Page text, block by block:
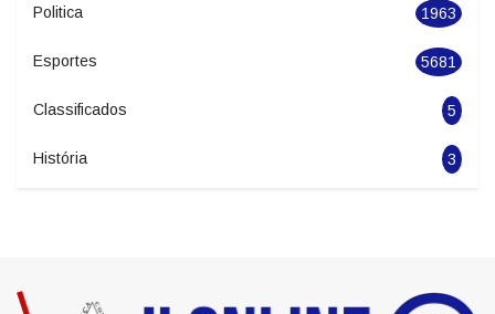
Seguranca 1626
Economia 2278
Politica 1963
Esportes 5681